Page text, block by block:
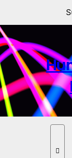
content